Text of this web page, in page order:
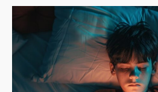
traitements
l'inflammation chronique
médecine. C'est dans ce
immunothérapie suscite